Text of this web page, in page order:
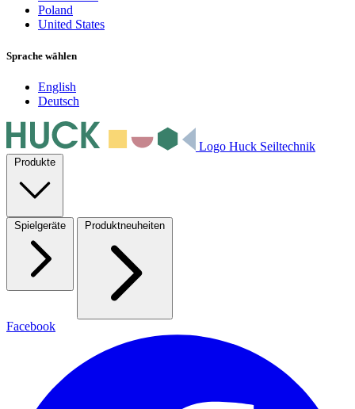
Poland
United States
Sprache wählen
English
Deutsch
Logo Huck Seiltechnik
Produkte
Spielgeräte Produktneuheiten
Facebook